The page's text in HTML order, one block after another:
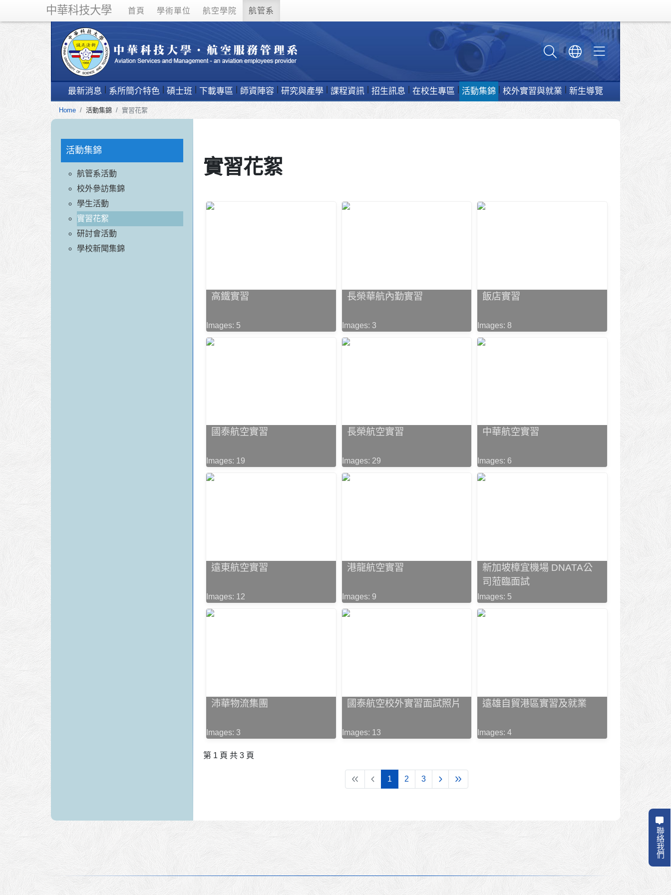
中華科技大學 首頁 學術單位 航空學院 航管系
最新消息 系所簡介特色 碩士班 下載專區 師資陣容 研究與產學 課程資訊 招生訊息 在校生專區 活動集錦 校外實習與就業 新生導覽
Home 活動集錦 實習花絮
活動集錦
航管系活動
校外參訪集錦
學生活動
實習花絮
研討會活動
學校新聞集錦
實習花絮
高鐵實習
Images: 5
長榮華航內勤實習
Images: 3
飯店實習
Images: 8
國泰航空實習
Images: 19
長榮航空實習
Images: 29
中華航空實習
Images: 6
遠東航空實習
Images: 12
港龍航空實習
Images: 9
新加坡樟宜機場 DNATA公
司蒞臨面試
Images: 5
沛華物流集團
Images: 3
國泰航空校外實習面試照片
Images: 13
遠雄自貿港區實習及就業
Images: 4
第 1 頁 共 3 頁
1 2 3
聯絡我們